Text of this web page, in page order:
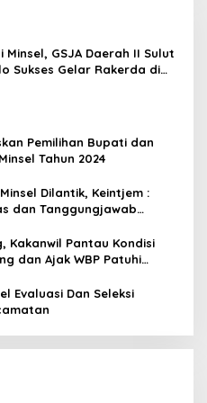
Minsel, GSJA Daerah II Sulut
Sukses Gelar Rakerda di
Pemilihan Bupati dan
Tahun 2024
Dilantik, Keintjem :
dan Tanggungjawab
Kakanwil Pantau Kondisi
dan Ajak WBP Patuhi
Evaluasi Dan Seleksi